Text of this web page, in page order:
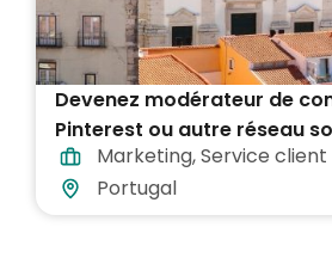
Devenez modérateur de
Pinterest ou autre réseau
Marketing,Service client
Portugal